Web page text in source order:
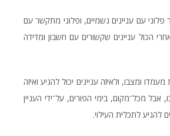
עם עניינים גשמיים, ופלוני מתקשר עם
הכול עניינים שקשורים עם חשבון ומדידה
ומצבו, ולאיזה עניינים יכול להגיע ואיזה
אבל מכל־מקום, בימי הפורים, על־ידי העניין
להגיע לתכלית העילוי.